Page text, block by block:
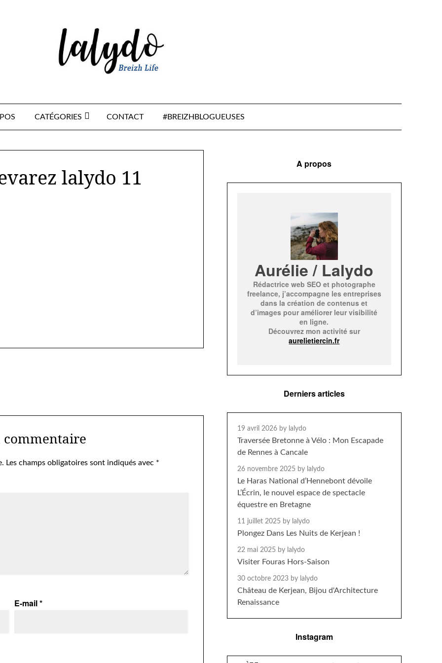
CATÉGORIES CONTACT #BREIZHBLOGUEUSES
lalydo 11
commentaire
Les champs obligatoires sont indiqués avec *
E-mail*
A propos
Aurélie / Lalydo
Rédactrice web SEO et photographe
freelance, j’accompagne les entreprises
dans la création de contenus et
d’images pour améliorer leur visibilité
en ligne.
Découvrez mon activité sur
aurelietiercin.fr
Derniers articles
19 avril 2026 by lalydo
Traversée Bretonne à Vélo : Mon Escapade
de Rennes à Cancale
26 novembre 2025 by lalydo
Le Haras National d’Hennebont dévoile
L’Écrin, le nouvel espace de spectacle
équestre en Bretagne
11 juillet 2025 by lalydo
Plongez Dans Les Nuits de Kerjean !
22 mai 2025 by lalydo
Visiter Fouras Hors-Saison
30 octobre 2023 by lalydo
Château de Kerjean, Bijou d'Architecture
Renaissance
Instagram